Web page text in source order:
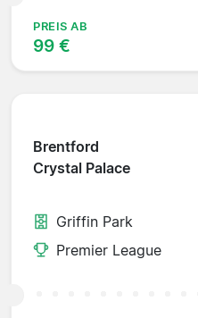
PREIS AB
99 €
Brentford
Crystal Palace
Griffin Park
Premier League